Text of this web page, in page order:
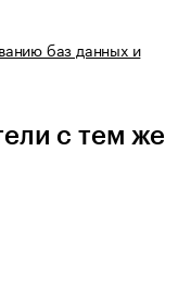
баз данных и
с тем же